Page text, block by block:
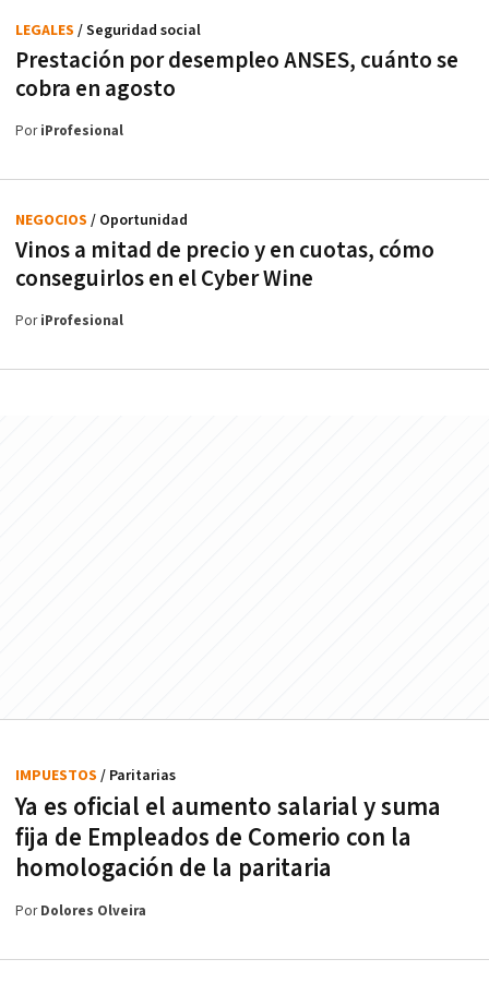
Prestación por desempleo ANSES, cuánto se
cobra en agosto
LEGALES / Seguridad social
PoriProfesional
Vinos a mitad de precio y en cuotas, cómo
conseguirlos en el Cyber Wine
NEGOCIOS / Oportunidad
PoriProfesional
Ya es oficial el aumento salarial y suma
fija de Empleados de Comerio con la
homologación de la paritaria
IMPUESTOS / Paritarias
PorDolores Olveira